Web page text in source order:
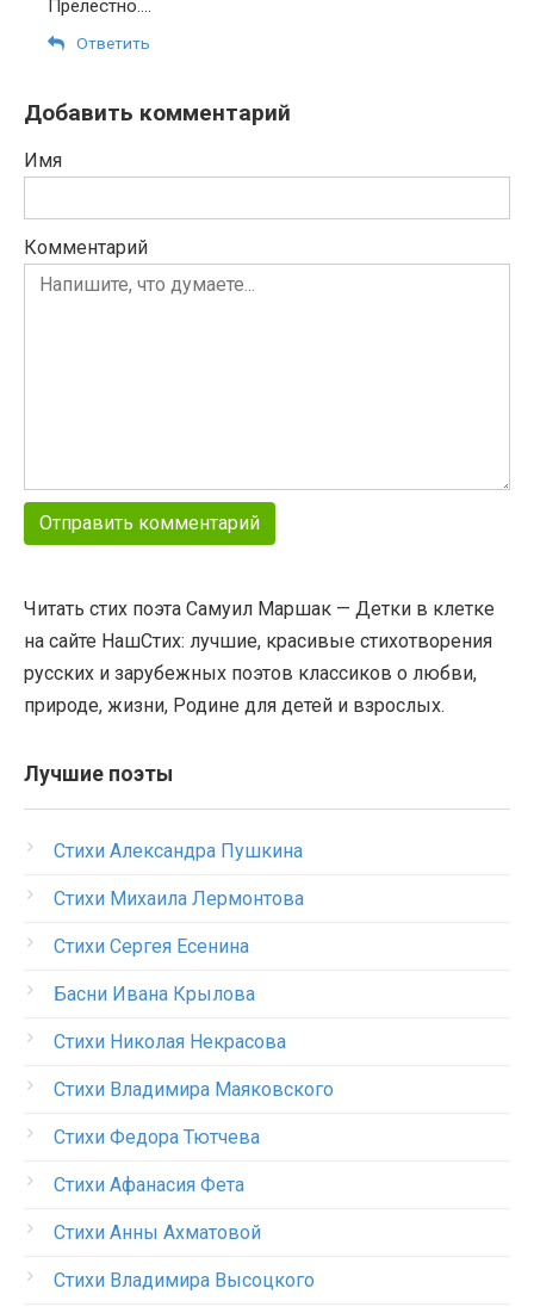
Прелестно….
Ответить
Добавить комментарий
Имя
Комментарий
Читать стих поэта Самуил Маршак — Детки в клетке
на сайте НашСтих: лучшие, красивые стихотворения
русских и зарубежных поэтов классиков о любви,
природе, жизни, Родине для детей и взрослых.
Лучшие поэты
Стихи Александра Пушкина
Стихи Михаила Лермонтова
Стихи Сергея Есенина
Басни Ивана Крылова
Стихи Николая Некрасова
Стихи Владимира Маяковского
Стихи Федора Тютчева
Стихи Афанасия Фета
Стихи Анны Ахматовой
Стихи Владимира Высоцкого